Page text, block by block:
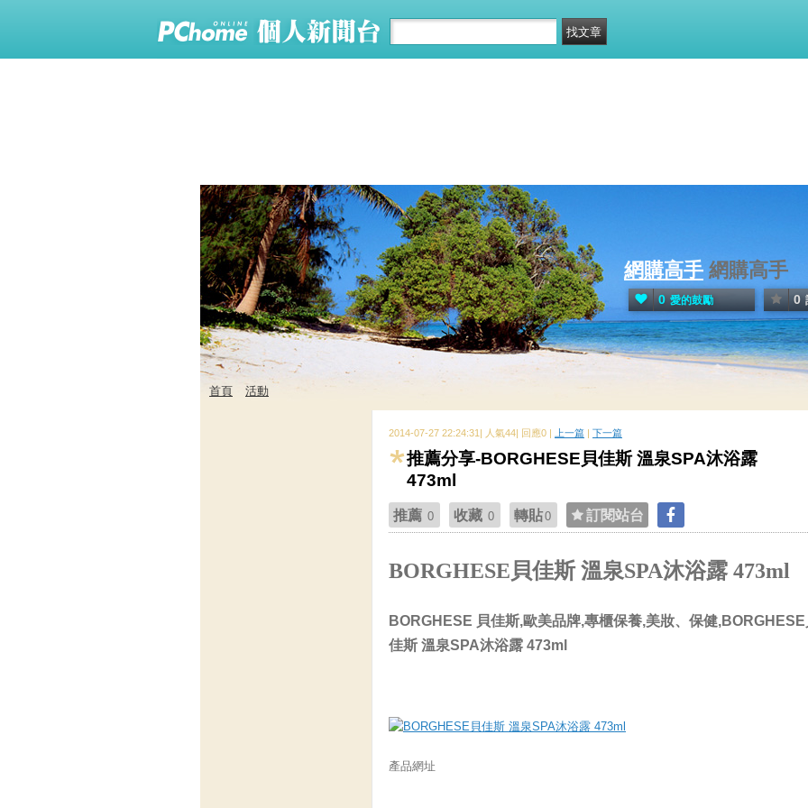
網購高手 網購高手
0 愛的鼓勵 0
首頁 活動
2014-07-27 22:24:31| 人氣44| 回應0 | 上一篇 | 下一篇
推薦分享-BORGHESE貝佳斯 溫泉SPA沐浴露
473ml
推薦 0 收藏 0 轉貼0 訂閱站台
BORGHESE貝佳斯 溫泉SPA沐浴露 473ml
BORGHESE 貝佳斯,歐美品牌,專櫃保養,美妝、保健,BORGHESE
佳斯 溫泉SPA沐浴露 473ml
產品網址